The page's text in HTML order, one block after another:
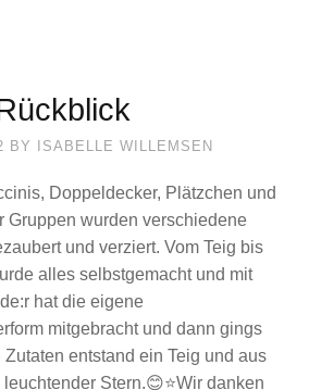
BY ISABELLE WILLEMSEN
Doppeldecker, Plätzchen und
Gruppen wurden verschiedene
und verziert. Vom Teig bis
alles selbstgemacht und mit
hat die eigene
mitgebracht und dann gings
Zutaten entstand ein Teig und aus
Stern.😊⭐Wir danken